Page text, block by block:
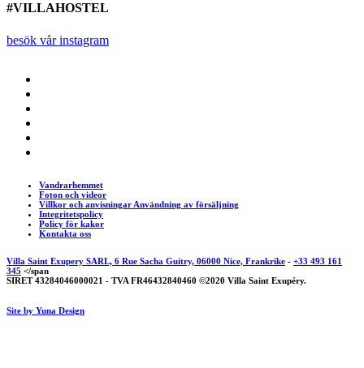
#VILLAHOSTEL
besök vår instagram
Vandrarhemmet
Foton och videor
Villkor och anvisningar Användning av försäljning
Integritetspolicy
Policy för kakor
Kontakta oss
Villa Saint Exupery SARL, 6 Rue Sacha Guitry, 06000 Nice, Frankrike - +33 493 161
345 </span
SIRET 43284046000021 - TVA FR46432840460 ©2020 Villa Saint Exupéry.
Site by Yuna Design